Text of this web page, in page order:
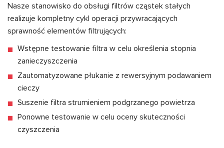
Nasze stanowisko do obsługi filtrów cząstek stałych
realizuje kompletny cykl operacji przywracających
sprawność elementów filtrujących:
Wstępne testowanie filtra w celu określenia stopnia
zanieczyszczenia
Zautomatyzowane płukanie z rewersyjnym podawaniem
cieczy
Suszenie filtra strumieniem podgrzanego powietrza
Ponowne testowanie w celu oceny skuteczności
czyszczenia